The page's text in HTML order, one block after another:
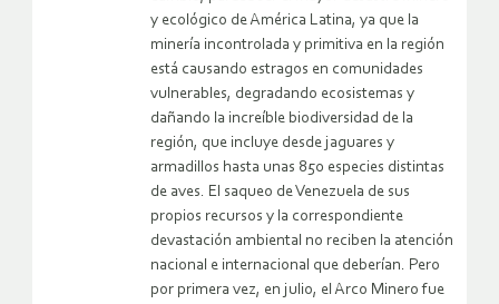
y ecológico de América Latina, ya que la
minería incontrolada y primitiva en la región
está causando estragos en comunidades
vulnerables, degradando ecosistemas y
dañando la increíble biodiversidad de la
región, que incluye desde jaguares y
armadillos hasta unas 850 especies distintas
de aves. El saqueo de Venezuela de sus
propios recursos y la correspondiente
devastación ambiental no reciben la atención
nacional e internacional que deberían. Pero
por primera vez, en julio, el Arco Minero fue